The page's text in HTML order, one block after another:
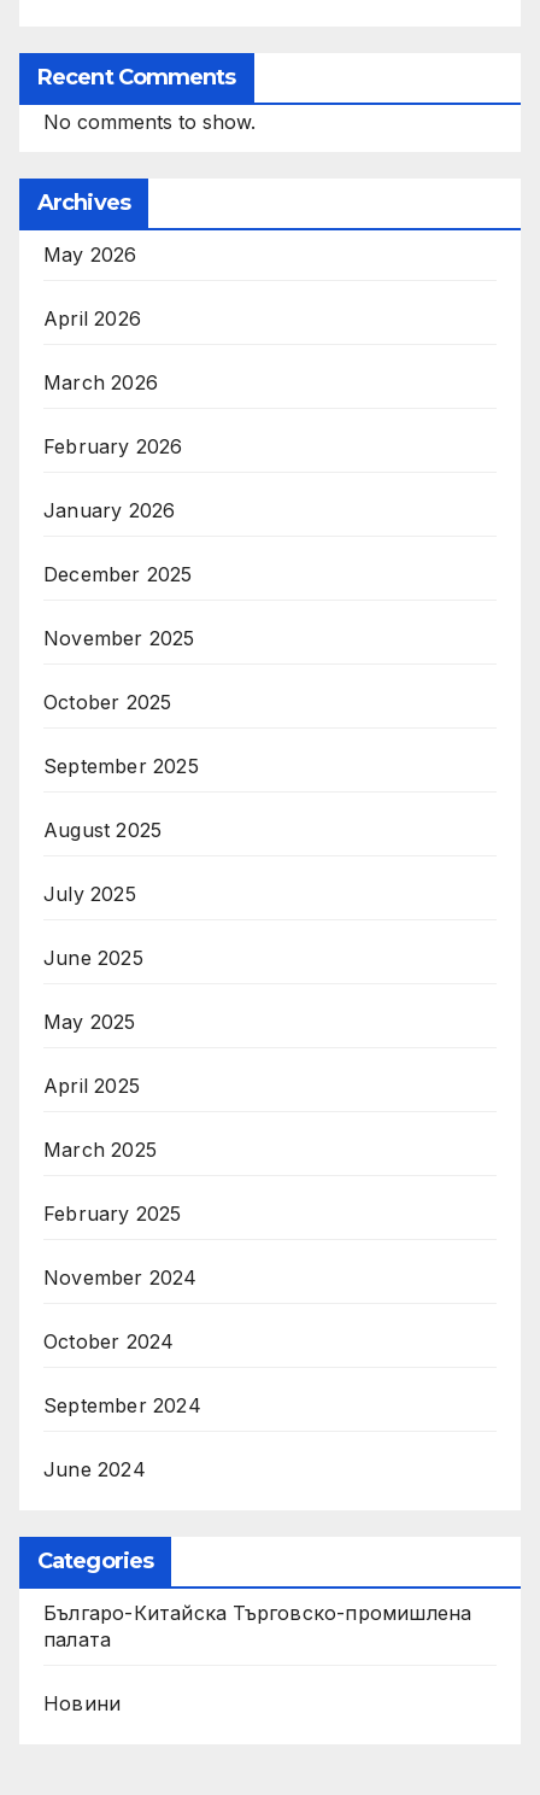
Recent Comments
No comments to show.
Archives
May 2026
April 2026
March 2026
February 2026
January 2026
December 2025
November 2025
October 2025
September 2025
August 2025
July 2025
June 2025
May 2025
April 2025
March 2025
February 2025
November 2024
October 2024
September 2024
June 2024
Categories
Българо-Китайска Търговско-промишлена
палaта
Новини